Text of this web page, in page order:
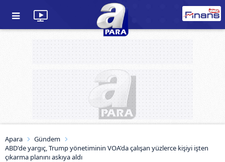
Apara
Gündem
ABD'de yargıç, Trump yönetiminin VOA'da çalışan yüzlerce kişiyi işten
çıkarma planını askıya aldı